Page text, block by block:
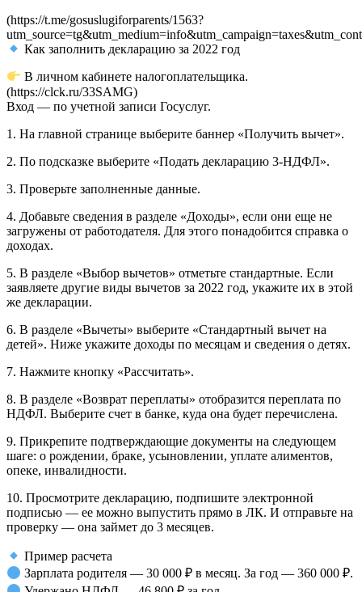
(https://t.me/gosuslugiforparents/1563?
Как заполнить декларацию за 2022 год
В личном кабинете налогоплательщика.
(https://clck.ru/33SAMG)
Вход — по учетной записи Госуслуг.
1. На главной странице выберите баннер «Получить вычет».
2. По подсказке выберите «Подать декларацию 3-НДФЛ».
3. Проверьте заполненные данные.
4. Добавьте сведения в разделе «Доходы», если они еще не
загружены от работодателя. Для этого понадобится справка о
доходах.
5. В разделе «Выбор вычетов» отметьте стандартные. Если
заявляете другие виды вычетов за 2022 год, укажите их в этой
же декларации.
6. В разделе «Вычеты» выберите «Стандартный вычет на
детей». Ниже укажите доходы по месяцам и сведения о детях.
7. Нажмите кнопку «Рассчитать».
8. В разделе «Возврат переплаты» отобразится переплата по
НДФЛ. Выберите счет в банке, куда она будет перечислена.
9. Прикрепите подтверждающие документы на следующем
шаге: о рождении, браке, усыновлении, уплате алиментов,
опеке, инвалидности.
10. Просмотрите декларацию, подпишите электронной
подписью — ее можно выпустить прямо в ЛК. И отправьте на
проверку — она займет до 3 месяцев.
Пример расчета
Зарплата родителя — 30 000 ₽ в месяц. За год — 360 000 ₽.